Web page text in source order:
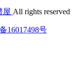
屋 All rights reserved
16017498号